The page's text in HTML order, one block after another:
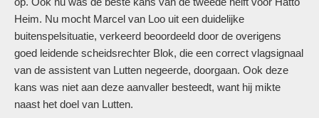
Heim. Nu mocht Marcel van Loo uit een duidelijke
buitenspelsituatie, verkeerd beoordeeld door de overigens
goed leidende scheidsrechter Blok, die een correct vlagsignaal
van de assistent van Lutten negeerde, doorgaan. Ook deze
kans was niet aan deze aanvaller besteedt, want hij mikte
naast het doel van Lutten.